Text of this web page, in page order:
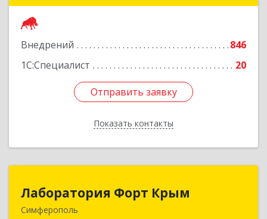
Внедрений
846
1С:Специалист
20
Отправить заявку
Показать контакты
Отправить заявку
Назад
Лаборатория Форт Крым
Симферополь
295034, Крым Респ, Симферополь г, Киевская